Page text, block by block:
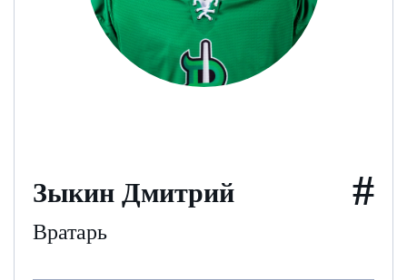
Зыкин Дмитрий
Вратарь
#